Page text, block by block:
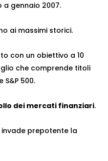
gennaio 2007.
ai massimi storici.
con un obiettivo a 10
che comprende titoli
S&P 500.
dei mercati finanziari.
invade prepotente la